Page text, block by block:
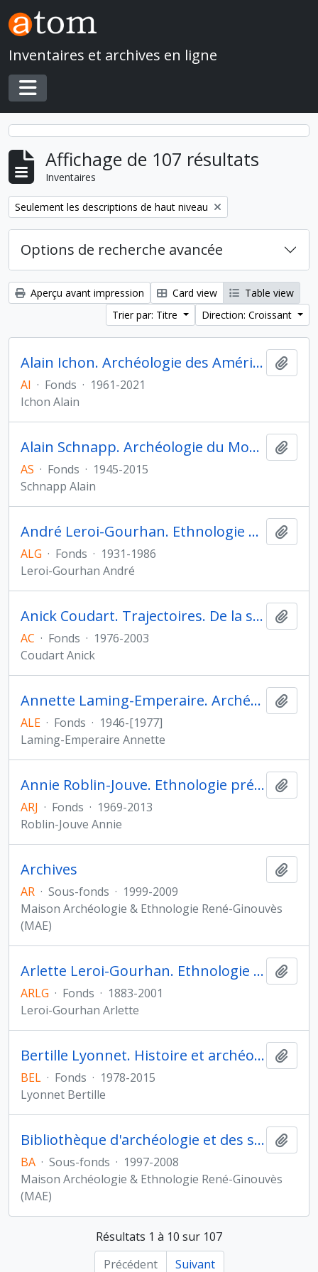
Skip to main content
Inventaires et archives en ligne
Toggle navigation
Affichage de 107 résultats
Inventaires
Remove filter:
Seulement les descriptions de haut niveau
Options de recherche avancée
Aperçu avant impression Card view
Table view
Trier par: Titre
Direction: Croissant
Alain Ichon. Archéologie des Amériques
AI · Fonds · 1961-2021
Ichon Alain
Alain Schnapp. Archéologie du Monde grec archaïque et classique
AS · Fonds · 1945-2015
Schnapp Alain
André Leroi-Gourhan. Ethnologie préhistorique
ALG · Fonds · 1931-1986
Leroi-Gourhan André
Anick Coudart. Trajectoires. De la sédentarisation à l'État
AC · Fonds · 1976-2003
Coudart Anick
Annette Laming-Emperaire. Archéologie des Amériques
ALE · Fonds · 1946-[1977]
Laming-Emperaire Annette
Annie Roblin-Jouve. Ethnologie préhistorique
ARJ · Fonds · 1969-2013
Roblin-Jouve Annie
Archives
AR · Sous-fonds · 1999-2009
Maison Archéologie & Ethnologie René-Ginouvès
(MAE)
Arlette Leroi-Gourhan. Ethnologie préhistorique
ARLG · Fonds · 1883-2001
Leroi-Gourhan Arlette
Bertille Lyonnet. Histoire et archéologie de l'Orient cunéiforme
BEL · Fonds · 1978-2015
Lyonnet Bertille
Bibliothèque d'archéologie et des sciences de l'antiquité
BA · Sous-fonds · 1997-2008
Maison Archéologie & Ethnologie René-Ginouvès
(MAE)
Résultats 1 à 10 sur 107
Précédent
Suivant